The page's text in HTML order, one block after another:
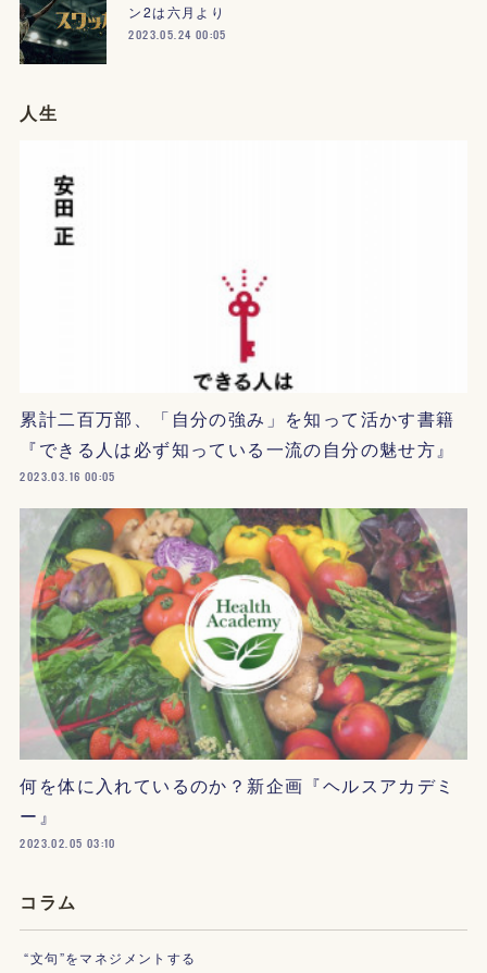
ン2は六月より
2023.05.24 00:05
人生
累計二百万部、「自分の強み」を知って活かす書籍
『できる人は必ず知っている一流の自分の魅せ方』
2023.03.16 00:05
何を体に入れているのか？新企画『ヘルスアカデミ
ー』
2023.02.05 03:10
コラム
“文句”をマネジメントする